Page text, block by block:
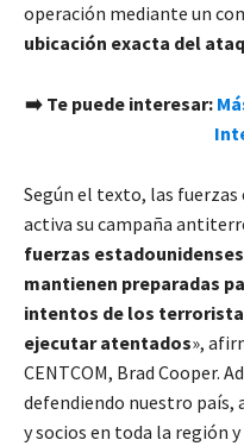
operación mediante un
ubicación exacta del
➡️ Te puede interesar:
Según el texto, las
activa su campaña
fuerzas
mantienen preparadas
intentos de los
ejecutar atentados»,
CENTCOM, Brad Cooper.
defendiendo nuestro país,
y socios en toda la región